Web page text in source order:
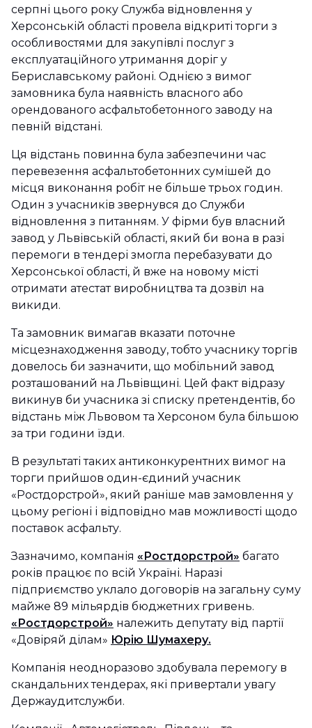
серпні цього року Служба відновлення у
Херсонській області провела відкриті торги з
особливостями для закупівлі послуг з
експлуатаційного утримання доріг у
Бериславському районі. Однією з вимог
замовника була наявність власного або
орендованого асфальтобетонного заводу на
певній відстані.
Ця відстань повинна була забезпечини час
перевезення асфальтобетонних сумішей до
місця виконання робіт не більше трьох годин.
Один з учасників звернувся до Служби
відновлення з питанням. У фірми був власний
завод у Львівській області, який би вона в разі
перемоги в тендері змогла перебазувати до
Херсонської області, й вже на новому місті
отримати атестат виробництва та дозвіл на
викиди.
Та замовник вимагав вказати поточне
місцезнаходження заводу, тобто учаснику торгів
довелось би зазначити, що мобільний завод
розташований на Львівщині. Цей факт відразу
викинув би учасника зі списку претендентів, бо
відстань між Львовом та Херсоном була більшою
за три години їзди.
В результаті таких антиконкурентних вимог на
торги прийшов один-єдиний учасник
«Ростдорстрой», який раніше мав замовлення у
цьому регіоні і відповідно мав можливості щодо
поставок асфальту.
Зазначимо, компанія «Ростдорстрой» багато
років працює по всій Україні. Наразі
підприємство уклало договорів на загальну суму
майже 89 мільярдів бюджетних гривень.
«Ростдорстрой» належить депутату від партії
«Довіряй ділам» Юрію Шумахеру.
Компанія неодноразово здобувала перемогу в
скандальних тендерах, які привертали увагу
Держаудитслужби.